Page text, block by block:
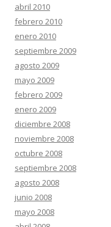
abril 2010
febrero 2010
enero 2010
septiembre 2009
agosto 2009
mayo 2009
febrero 2009
enero 2009
diciembre 2008
noviembre 2008
octubre 2008
septiembre 2008
agosto 2008
junio 2008
mayo 2008